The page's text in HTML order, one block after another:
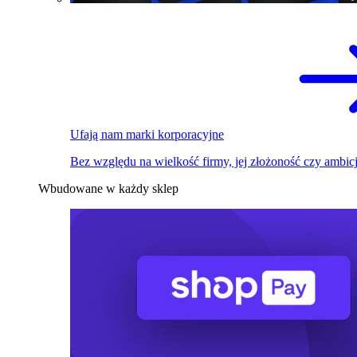
Ufają nam marki korporacyjne
Bez względu na wielkość firmy, jej złożoność czy
Wbudowane w każdy sklep